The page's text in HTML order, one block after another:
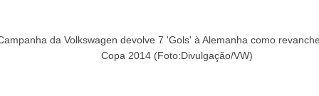
da Volkswagen devolve 7 'Gols' à Alemanha como
Copa 2014 (Foto:Divulgação/VW)